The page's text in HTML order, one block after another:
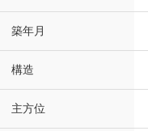
築年月
構造
主方位